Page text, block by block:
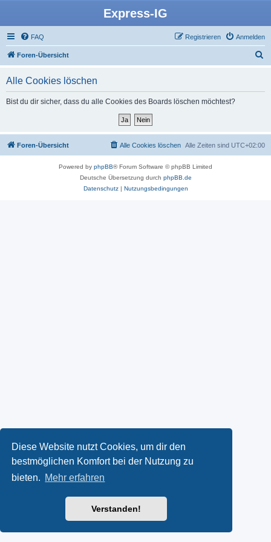
Diese Website nutzt Cookies, um dir den
bestmöglichen Komfort bei der Nutzung zu
bieten. Mehr erfahren
Verstanden!
Express-IG
FAQ Anmelden
Registrieren
Foren-Übersicht
Alle Cookies löschen
Bist du dir sicher, dass du alle Cookies des Boards löschen möchtest?
Foren-Übersicht Alle Zeiten sind UTC+02:00
Alle Cookies löschen
Powered by phpBB® Forum Software © phpBB Limited
Deutsche Übersetzung durch phpBB.de
Datenschutz| Nutzungsbedingungen